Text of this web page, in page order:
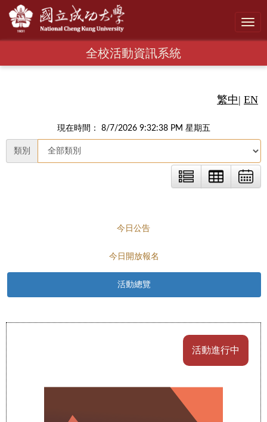
全校活動資訊系統
繁中| EN
現在時間： 8/7/2026 9:32:39 PM 星期五
類別
今日公告
今日開放報名
活動總覽
活動進行中